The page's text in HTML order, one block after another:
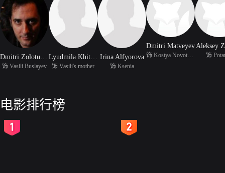
饰 Vasili Buslayev 饰 Vasili's mother
Irina Alfyorova
饰 Ksenia
Dmitri Matveyev
饰 Kostya Novotorzanin
Aleksey
饰
电影排行榜